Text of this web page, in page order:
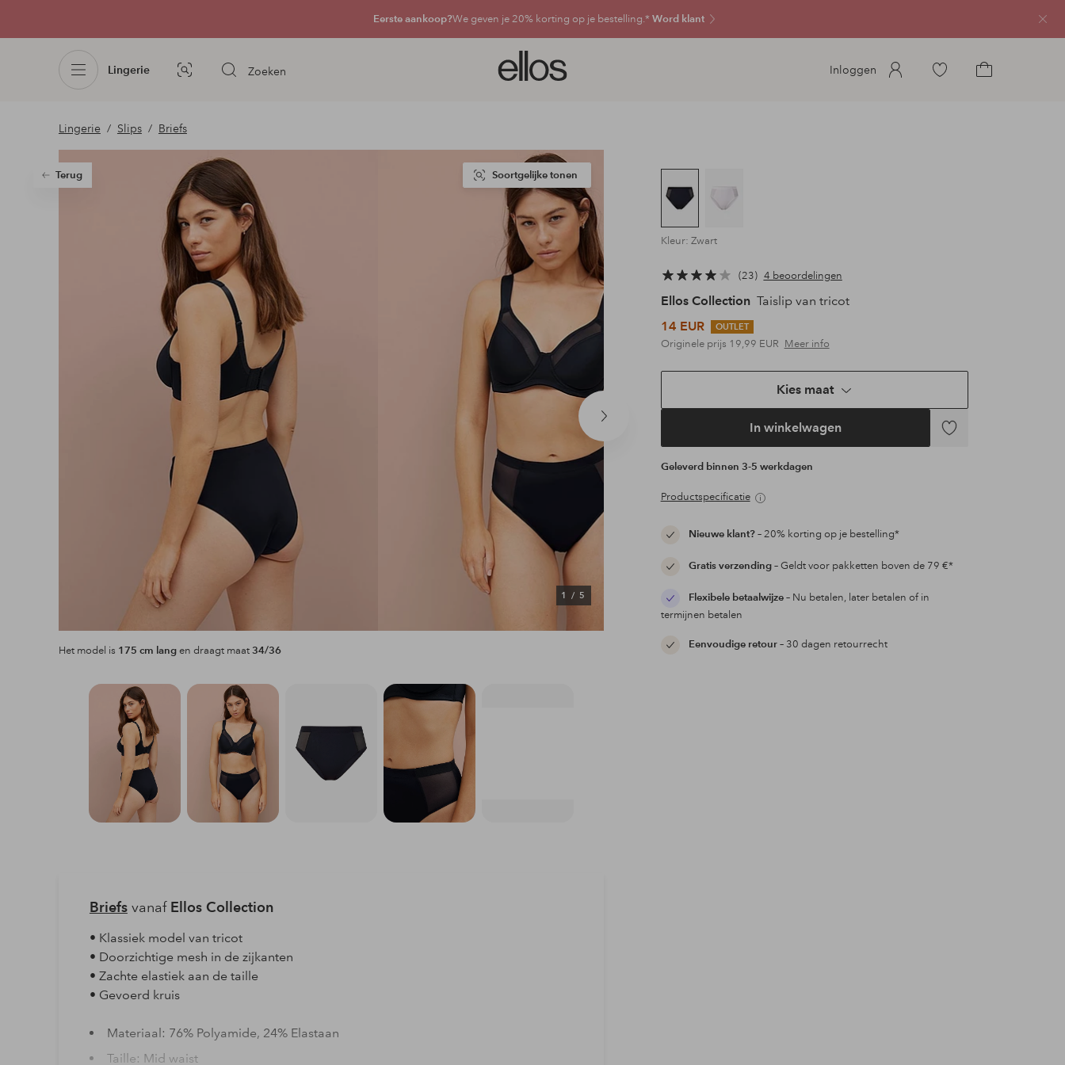
Eerste aankoop?We geven je 20% korting op je bestelling.* Word klant
Lingerie
Afbeelding
Zoeken
Ellos
logo
de
voorpagina
Inloggen
Ga
Lingerie Slips Briefs
Terug
Volgend
1/ 5
Soortgelijke tonen
Het model is 175 cm langen draagt maat34/36
Kleur: Zwart
23 4 beoordelingen
Ellos Collection Taislip van tricot
14 EUR
OUTLET
Originele prijs 19,99 EUR Meer info
Kies maat
In winkelwagen
Toevoegen
Geleverd binnen 3-5 werkdagen
Productspecificatie
Nieuwe klant?– 20% korting op je bestelling*
Gratis verzending– Geldt voor pakketten boven de 79 €*
Flexibele betaalwijze– Nu betalen, later betalen of in
termijnen betalen
Eenvoudige retour– 30 dagen retourrecht
Briefsvanaf Ellos Collection
• Klassiek model van tricot
• Doorzichtige mesh in de zijkanten
• Zachte elastiek aan de taille
• Gevoerd kruis
Materiaal: 76% Polyamide, 24% Elastaan
Taille: Mid waist